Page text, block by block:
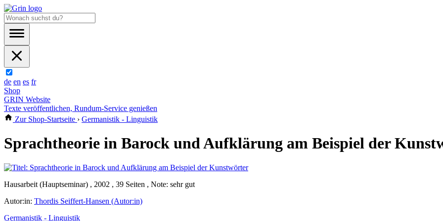
de en es fr
Shop
GRIN Website
Texte veröffentlichen, Rundum-Service genießen
Zur Shop-Startseite › Germanistik - Linguistik
Sprachtheorie in Barock und Aufklärung am Beispiel der
Hausarbeit (Hauptseminar) , 2002 , 39 Seiten , Note: sehr gut
Autor:in: Thordis Seiffert-Hansen (Autor:in)
Germanistik - Linguistik